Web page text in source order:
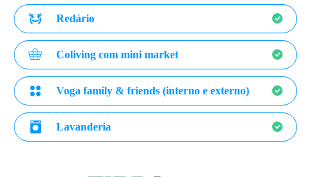
Redário
Coliving com mini market
Voga family & friends (interno e externo)
Lavanderia